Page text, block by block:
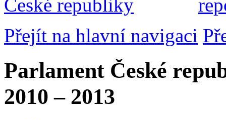
Přejít na hlavní navigaci
Parlament České
2010 – 2013